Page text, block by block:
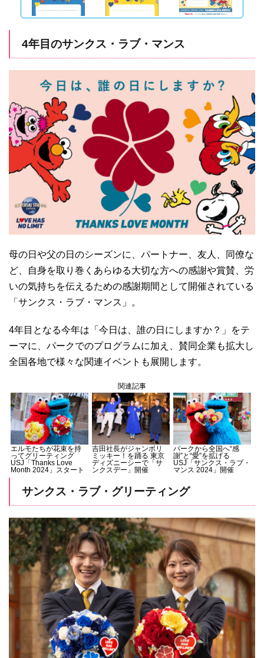
4年目のサンクス・ラブ・マンス
母の日や父の日のシーズンに、パートナー、友人、同僚な
ど、自身を取り巻くあらゆる大切な方への感謝や賞賛、労
いの気持ちを伝えるための感謝期間として開催されている
「サンクス・ラブ・マンス」。
4年目となる今年は「今日は、誰の日にしますか？」をテ
ーマに、パークでのプログラムに加え、賛同企業も拡大し
全国各地で様々な関連イベントも展開します。
関連記事
エルモたちが花束を持
ってグリーティング
USJ「Thanks Love
Month 2024」スタート
吉田社長がジャンボリ
ミッキー！を踊る 東京
ディズニーシーで「サ
ンクスデー」開催
パークから全国へ“感
謝”と“愛”を拡げる
USJ「サンクス・ラブ・
マンス 2024」開催
サンクス・ラブ・グリーティング